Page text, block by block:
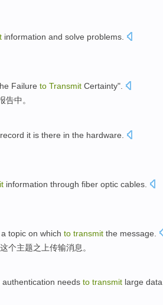
information and solve problems.
Failure to Transmit Certainty".
告中。
record it is there in the hardware
information through fiber optic cables
a topic on which to transmit the message
这个主题之上传输消息 。
authentication needs to transmit large data